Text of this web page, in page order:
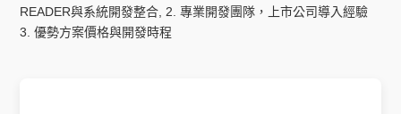
READER與系統開發整合, 2. 專業開發團隊，上市公司導入經驗
3. 優勢方案價格與開發時程